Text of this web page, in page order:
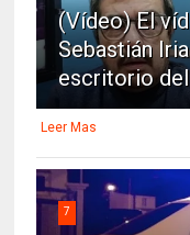
(Vídeo) El
Sebastián
escritorio
Leer Mas
7